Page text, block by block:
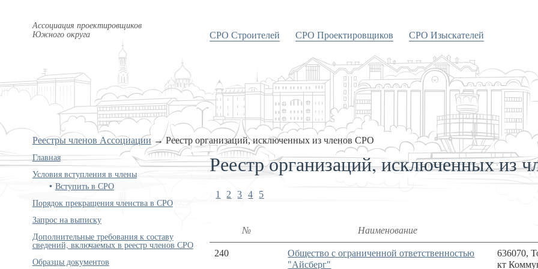
Ассоциация проектировщиков
Южного округа СРО Строителей СРО Проектировщиков СРО Изыскателей
Реестры членов Ассоциации →Реестр организаций, исключенных из членов СРО
Главная
Условия вступления в члены
Вступить в СРО
Порядок прекращения членства в СРО
Запрос на выписку
Дополнительные требования к составу
сведений, включаемых в реестр членов СРО
Образцы документов
Реестр организаций, исключенных из
1 2 3 4 5
№ Наименование
240
Общество с ограниченной ответственностью
"Айсберг"
636070,
кт